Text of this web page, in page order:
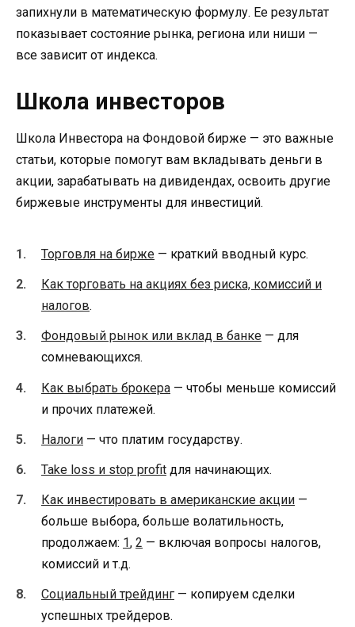
запихнули в математическую формулу. Ее результат
показывает состояние рынка, региона или ниши —
все зависит от индекса.
Школа инвесторов
Школа Инвестора на Фондовой бирже — это важные
статьи, которые помогут вам вкладывать деньги в
акции, зарабатывать на дивидендах, освоить другие
биржевые инструменты для инвестиций.
Торговля на бирже — краткий вводный курс.
Как торговать на акциях без риска, комиссий и
налогов.
Фондовый рынок или вклад в банке — для
сомневающихся.
Как выбрать брокера — чтобы меньше комиссий
и прочих платежей.
Налоги — что платим государству.
Take loss и stop profit для начинающих.
Как инвестировать в американские акции —
больше выбора, больше волатильность,
продолжаем: 1, 2 — включая вопросы налогов,
комиссий и т.д.
Социальный трейдинг — копируем сделки
успешных трейдеров.